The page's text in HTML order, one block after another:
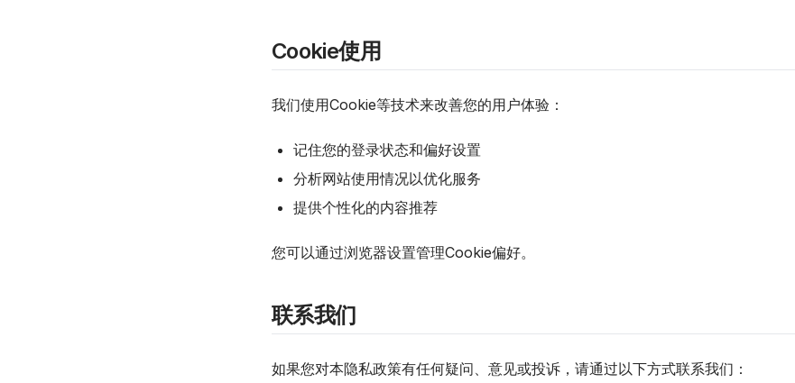
Cookie使用
我们使用Cookie等技术来改善您的用户体验：
记住您的登录状态和偏好设置
分析网站使用情况以优化服务
提供个性化的内容推荐
您可以通过浏览器设置管理Cookie偏好。
联系我们
如果您对本隐私政策有任何疑问、意见或投诉，请通过以下方式联系我们：